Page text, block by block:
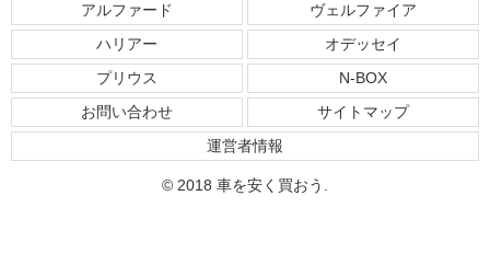
アルファード
ヴェルファイア
ハリアー
オデッセイ
プリウス
N-BOX
お問い合わせ
サイトマップ
運営者情報
© 2018 車を安く買おう.